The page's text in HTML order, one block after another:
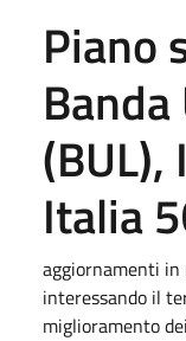
Piano
(BUL),
Italia
aggiornamenti
interessando il
miglioramento